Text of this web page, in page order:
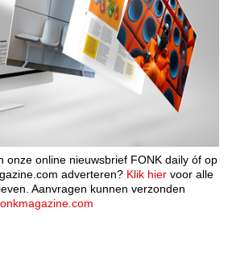
onze online nieuwsbrief FONK daily óf op
adverteren? Klik hier voor alle
Aanvragen kunnen verzonden